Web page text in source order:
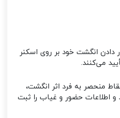
دادن انگشت خود بر روی اسکنر
می‌کنند.
منحصر به فرد اثر انگشت،
و اطلاعات حضور و غیاب را ثبت